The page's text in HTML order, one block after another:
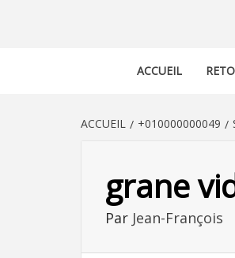
ACCUEIL
ACCUEIL +010000000049
grane
Par Jean-François